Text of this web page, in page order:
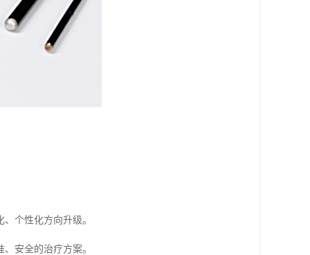
个性化方向升级。
安全的治疗方案。